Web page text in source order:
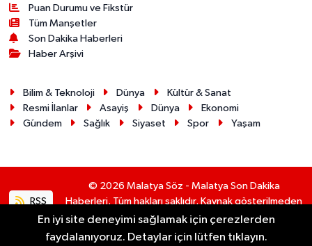
Puan Durumu ve Fikstür
Tüm Manşetler
Son Dakika Haberleri
Haber Arşivi
Bilim & Teknoloji Dünya
Kültür & Sanat
Resmi İlanlar
Asayiş Dünya
Ekonomi
Gündem
Sağlık Siyaset Spor Yaşam
RSS
© 2026 Malatya Söz - Malatya Son Dakika
Haberleri. Tüm hakları saklıdır. Kaynak gösterilmeden
alıntı yapılamaz.
En iyi site deneyimi sağlamak için çerezlerden
faydalanıyoruz. Detaylar için lütfen tıklayın.